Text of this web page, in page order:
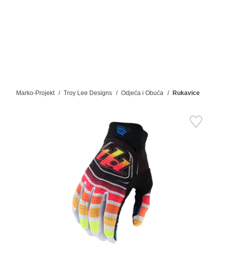
Marko-Projekt Troy Lee Designs Odjeća i Obuća Rukavice